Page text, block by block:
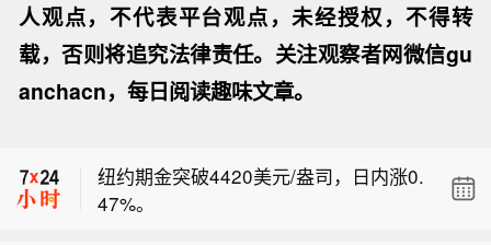
人观点，不代表平台观点，未经授权，不得转
载，否则将追究法律责任。关注观察者网微信gu
anchacn，每日阅读趣味文章。
纽约期金突破4420美元/盎司，日内涨0.
47%。
【伊朗外交部发言人：与阿曼已就航运
过境路线图达成共识】伊朗外交部发言
一些技术细节进行磋商以最终敲定；协
议包含海事服务相关费用条款。根据已
纽约期金突破4420美元/盎司，日内涨0.
47%。